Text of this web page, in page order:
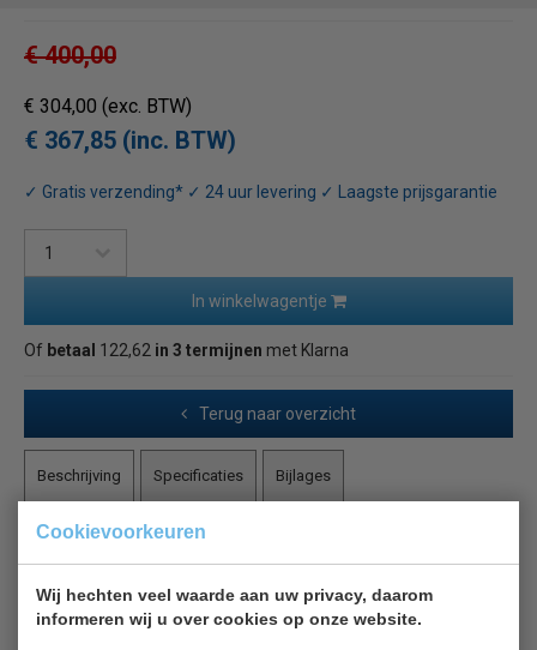
Cookievoorkeuren
Wij hechten veel waarde aan uw privacy, daarom
informeren wij u over cookies op onze website.
€ 400,00
€ 304,00 (exc. BTW)
€ 367,85 (inc. BTW)
✓ Gratis verzending* ✓ 24 uur levering ✓ Laagste prijsgarantie
In winkelwagentje
Of betaal 122,62 in 3 termijnen met Klarna
Terug naar overzicht
Beschrijving Specificaties Bijlages
SALAMANDER TOASTER 2 NIVEAUS
Salamanders worden gebruikt om de bovenkant van
gerechten op te frissen zoals club sandwiches te